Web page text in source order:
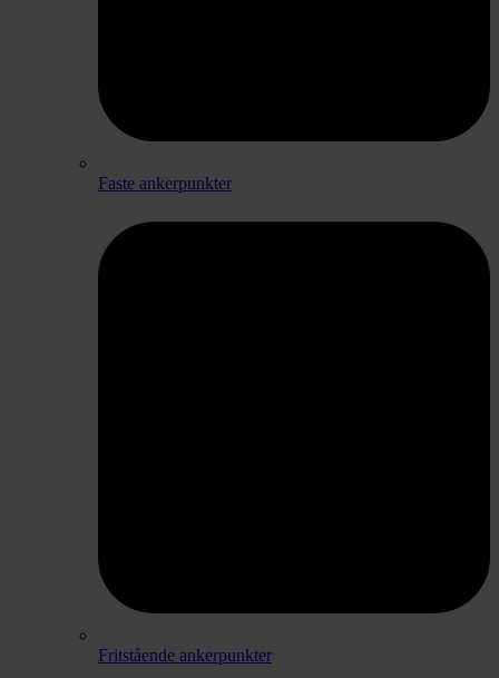
Faste ankerpunkter
Fritstående ankerpunkter